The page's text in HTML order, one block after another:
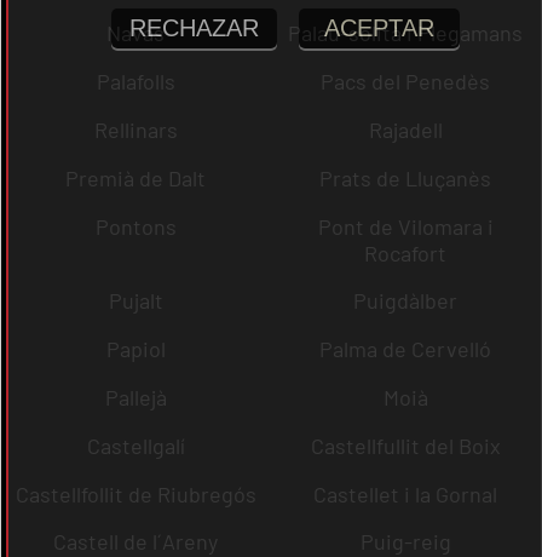
Navas
Palau-solità i Plegamans
Palafolls
Pacs del Penedès
Rellinars
Rajadell
Premià de Dalt
Prats de Lluçanès
Pontons
Pont de Vilomara i
Rocafort
Pujalt
Puigdàlber
Papiol
Palma de Cervelló
Pallejà
Moià
Castellgalí
Castellfullit del Boix
Castellfollit de Riubregós
Castellet i la Gornal
Castell de l´Areny
Puig-reig
RECHAZAR ACEPTAR